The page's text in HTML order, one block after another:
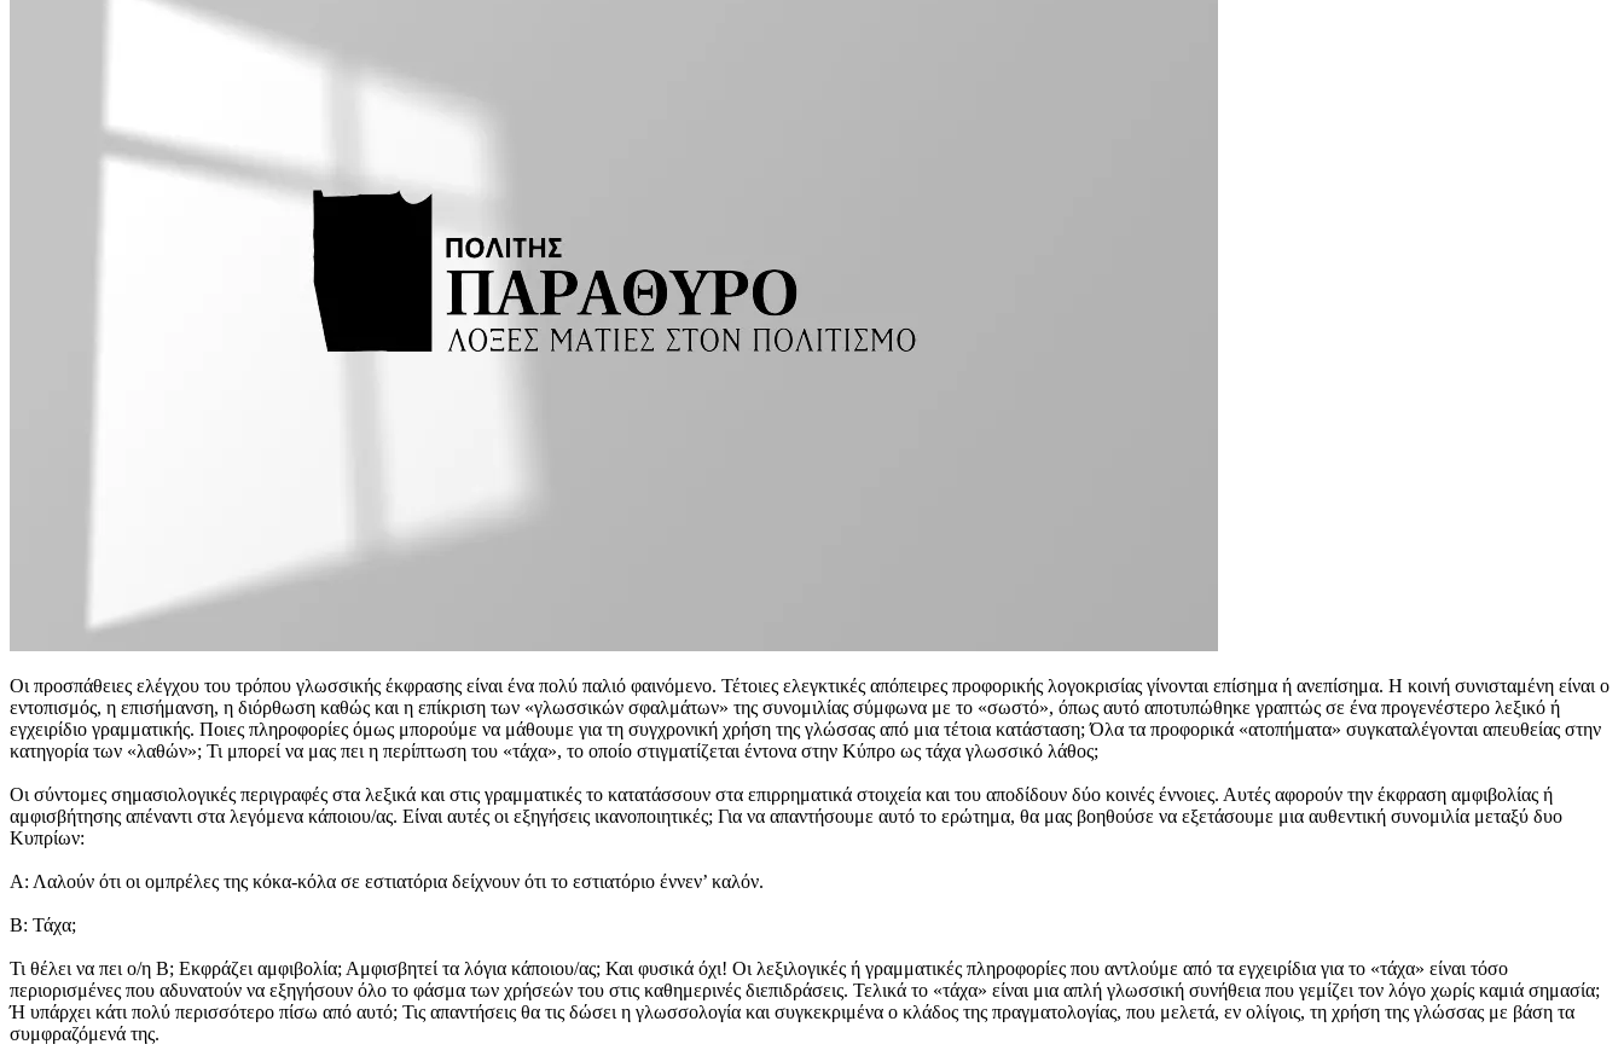
Οι προσπάθειες ελέγχου του τρόπου γλωσσικής έκφρασης είναι ένα πολύ παλιό φαινόμενο. Τέτοιες ελεγκτικές απόπειρες προφορικής λογοκρισίας γίνονται επίσημα ή ανεπίσημα. Η κοινή συνισταμένη είναι ο
εντοπισμός, η επισήμανση, η διόρθωση καθώς και η επίκριση των «γλωσσικών σφαλμάτων» της συνομιλίας σύμφωνα με το «σωστό», όπως αυτό αποτυπώθηκε γραπτώς σε ένα προγενέστερο λεξικό ή
εγχειρίδιο γραμματικής. Ποιες πληροφορίες όμως μπορούμε να μάθουμε για τη συγχρονική χρήση της γλώσσας από μια τέτοια κατάσταση; Όλα τα προφορικά «ατοπήματα» συγκαταλέγονται απευθείας στην
κατηγορία των «λαθών»; Τι μπορεί να μας πει η περίπτωση του «τάχα», το οποίο στιγματίζεται έντονα στην Κύπρο ως τάχα γλωσσικό λάθος;
Οι σύντομες σημασιολογικές περιγραφές στα λεξικά και στις γραμματικές το κατατάσσουν στα επιρρηματικά στοιχεία και του αποδίδουν δύο κοινές έννοιες. Αυτές αφορούν την έκφραση αμφιβολίας ή
αμφισβήτησης απέναντι στα λεγόμενα κάποιου/ας. Είναι αυτές οι εξηγήσεις ικανοποιητικές; Για να απαντήσουμε αυτό το ερώτημα, θα μας βοηθούσε να εξετάσουμε μια αυθεντική συνομιλία μεταξύ δυο
Κυπρίων:
Α: Λαλούν ότι οι ομπρέλες της κόκα-κόλα σε εστιατόρια δείχνουν ότι το εστιατόριο έννεν’ καλόν.
Β: Τάχα;
Τι θέλει να πει ο/η Β; Εκφράζει αμφιβολία; Αμφισβητεί τα λόγια κάποιου/ας; Και φυσικά όχι! Οι λεξιλογικές ή γραμματικές πληροφορίες που αντλούμε από τα εγχειρίδια για το «τάχα» είναι τόσο
περιορισμένες που αδυνατούν να εξηγήσουν όλο το φάσμα των χρήσεών του στις καθημερινές διεπιδράσεις. Τελικά το «τάχα» είναι μια απλή γλωσσική συνήθεια που γεμίζει τον λόγο χωρίς καμιά σημασία;
Ή υπάρχει κάτι πολύ περισσότερο πίσω από αυτό; Τις απαντήσεις θα τις δώσει η γλωσσολογία και συγκεκριμένα ο κλάδος της πραγματολογίας, που μελετά, εν ολίγοις, τη χρήση της γλώσσας με βάση τα
συμφραζόμενά της.